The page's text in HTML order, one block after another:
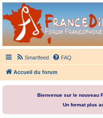
France Didgeridoo
Didgeridoo et Guimbarde sur France
Smartfeed FAQ
Accueil du forum
Bienvenue sur le nouveau
Un format plus